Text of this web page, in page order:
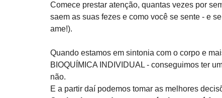
Comece prestar atenção, quantas vezes por
saem as suas fezes e como você se sente - e
ame!).
Quando estamos em sintonia com o corpo e
BIOQUÍMICA INDIVIDUAL - conseguimos ter
não.
E a partir daí podemos tomar as melhores